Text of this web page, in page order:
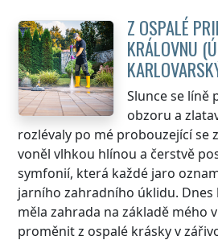
Z OSPALÉ
KRÁLOVNU
Slunce se líně
obzoru a
rozlévaly po mé probouzející se
voněl vlhkou hlínou a čerstvě
symfonií, která každé jaro
jarního zahradního úklidu. Dnes
měla zahrada na základě mého
proměnit z ospalé krásky v